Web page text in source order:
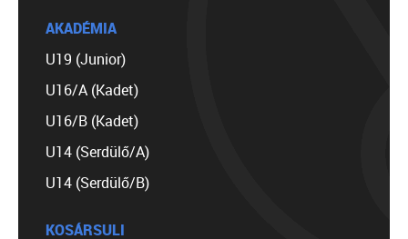
AKADÉMIA
U19 (Junior)
U16/A (Kadet)
U16/B (Kadet)
U14 (Serdülő/A)
U14 (Serdülő/B)
KOSÁRSULI